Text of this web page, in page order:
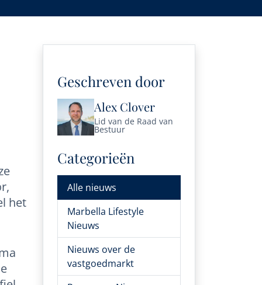
het
Geschreven door
Alex Clover
Lid van de Raad van
Bestuur
Categorieën
Alle nieuws
Marbella Lifestyle
Nieuws
Nieuws over de
vastgoedmarkt